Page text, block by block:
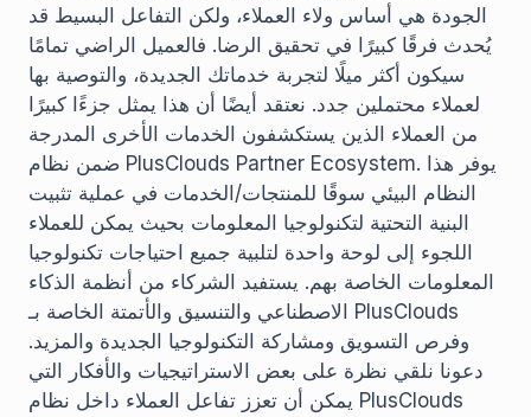
الجودة هي أساس ولاء العملاء، ولكن التفاعل البسيط قد
يُحدث فرقًا كبيرًا في تحقيق الرضا. فالعميل الراضي تمامًا
سيكون أكثر ميلًا لتجربة خدماتك الجديدة، والتوصية بها
لعملاء محتملين جدد. نعتقد أيضًا أن هذا يمثل جزءًا كبيرًا
من العملاء الذين يستكشفون الخدمات الأخرى المدرجة
ضمن نظام PlusClouds Partner Ecosystem. يوفر هذا
النظام البيئي سوقًا للمنتجات/الخدمات في عملية تثبيت
البنية التحتية لتكنولوجيا المعلومات بحيث يمكن للعملاء
اللجوء إلى لوحة واحدة لتلبية جميع احتياجات تكنولوجيا
المعلومات الخاصة بهم. يستفيد الشركاء من أنظمة الذكاء
الاصطناعي والتنسيق والأتمتة الخاصة بـ PlusClouds
وفرص التسويق ومشاركة التكنولوجيا الجديدة والمزيد.
دعونا نلقي نظرة على بعض الاستراتيجيات والأفكار التي
يمكن أن تعزز تفاعل العملاء داخل نظام PlusClouds